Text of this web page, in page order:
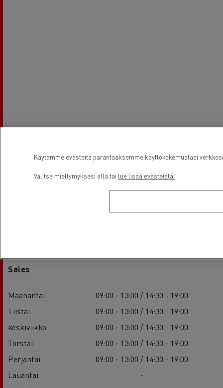
Sales
Maanantai
09:00 - 13:00 / 14:30 - 19:00
Tiistai
09:00 - 13:00 / 14:30 - 19:00
keskiviikko
09:00 - 13:00 / 14:30 - 19:00
Torstai
09:00 - 13:00 / 14:30 - 19:00
Perjantai
09:00 - 13:00 / 14:30 - 19:00
Lauantai
-
Käytämme evästeitä parantaaksemme käyttökokemustasi
Valitse mieltymyksesi alla tai lue lisää evästeistä.